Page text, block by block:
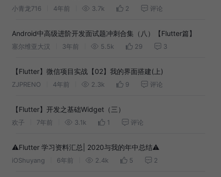
小青龙716 4年前 3.7k 2 评论
Android中高级进阶开发面试题冲刺合集（八）【Flutter篇】
塞尔维亚大汉 3年前 5.5k 29 3
【Flutter】微信项目实战【02】我的界面搭建(上)
ZJPRENO 4年前 2.3k 9 评论
【Flutter】开发之基础Widget（三）
欢子 7年前 3.1k 1 评论
⚠️Flutter 学习资料汇总| 2020与我的年中总结⚠️
iOShuyang 6年前 2.4k 5 2